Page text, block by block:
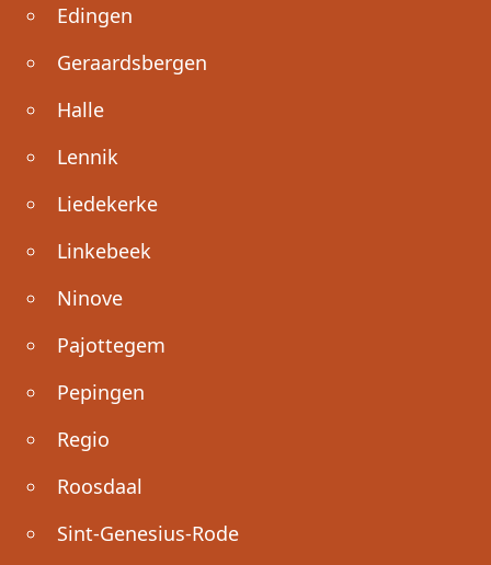
Edingen
Geraardsbergen
Halle
Lennik
Liedekerke
Linkebeek
Ninove
Pajottegem
Pepingen
Regio
Roosdaal
Sint-Genesius-Rode